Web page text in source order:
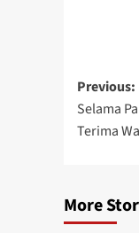
Post
Previous:
Selama
Terima
More